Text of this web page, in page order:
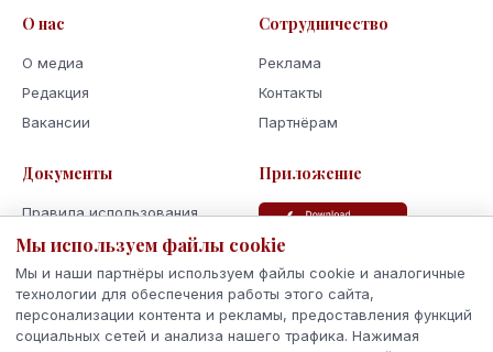
О нас
О медиа
Редакция
Вакансии
Сотрудничество
Реклама
Контакты
Партнёрам
Документы
Правила использования
Политика
Использование cookie
Кодекс поведения и этики
Приложение
Мы используем файлы cookie
Мы и наши партнёры используем файлы cookie и аналогичные
технологии для обеспечения работы этого сайта,
персонализации контента и рекламы, предоставления функций
социальных сетей и анализа нашего трафика. Нажимая